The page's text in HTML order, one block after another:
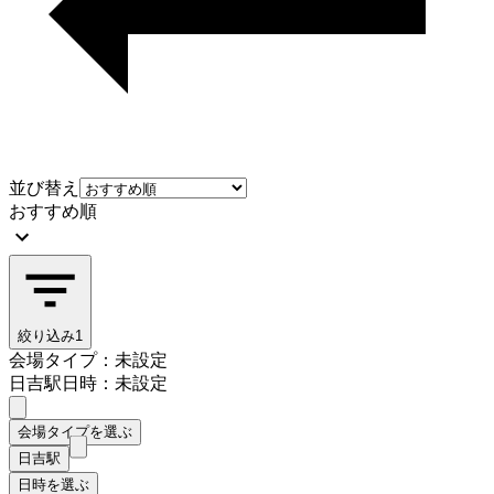
並び替え
おすすめ順
絞り込み1
会場タイプ：未設定
日吉駅日時：未設定
会場タイプを選ぶ
日吉駅
日時を選ぶ